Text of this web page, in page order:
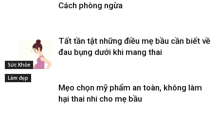
Cách phòng ngừa
Sức Khỏe
Tất tần tật những điều mẹ bầu cần biết về
đau bụng dưới khi mang thai
Làm đẹp
Mẹo chọn mỹ phẩm an toàn, không làm
hại thai nhi cho mẹ bầu